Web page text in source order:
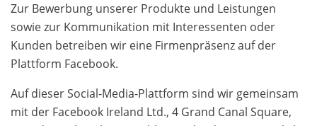
Zur Bewerbung unserer Produkte und Leistungen
sowie zur Kommunikation mit Interessenten oder
Kunden betreiben wir eine Firmenpräsenz auf der
Plattform Facebook.
Auf dieser Social-Media-Plattform sind wir gemeinsam
mit der Facebook Ireland Ltd., 4 Grand Canal Square,